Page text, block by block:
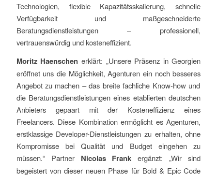
Technologien, flexible Kapazitätsskalierung, schnelle
Verfügbarkeit und maßgeschneiderte
Beratungsdienstleistungen–professionell,
vertrauenswürdig und kosteneffizient.
Moritz Haenschen erklärt: „Unsere Präsenz in Georgien
eröffnet uns die Möglichkeit, Agenturen ein noch besseres
Angebot zu machen – das breite fachliche Know-how und
die Beratungsdienstleistungen eines etablierten deutschen
Anbieters gepaart mit der Kosteneffizienz eines
Freelancers. Diese Kombination ermöglicht es Agenturen,
erstklassige Developer-Dienstleistungen zu erhalten, ohne
Kompromisse bei Qualität und Budget eingehen zu
müssen.“
Partner Nicolas Frank ergänzt:„Wir sind
begeistert von dieser neuen Phase für Bold & Epic Code